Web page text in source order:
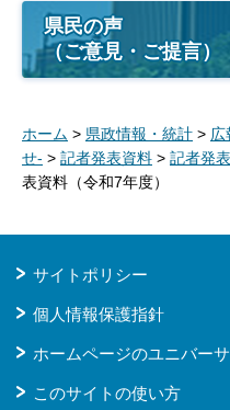
県民の声
（ご意見・ご提言）
ホーム > 県政情報・統計 > 広
せ- > 記者発表資料 > 記者発
表資料（令和7年度）
サイトポリシー
個人情報保護指針
ホームページのユニバー
このサイトの使い方